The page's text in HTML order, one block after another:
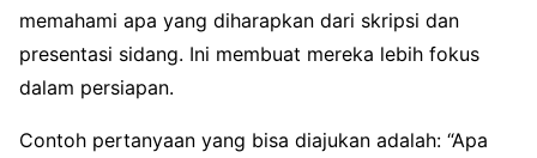
memahami apa yang diharapkan dari skripsi dan
presentasi sidang. Ini membuat mereka lebih fokus
dalam persiapan.
Contoh pertanyaan yang bisa diajukan adalah: “Apa